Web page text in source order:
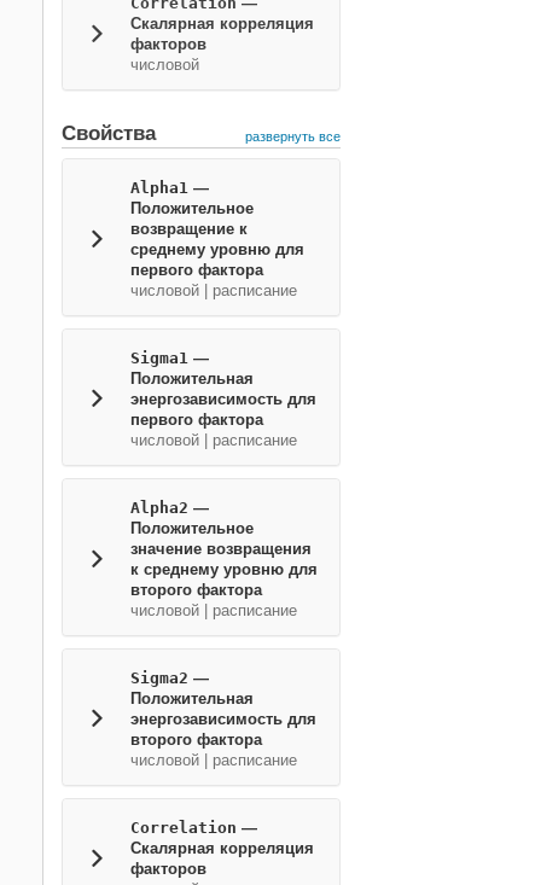
Скалярная корреляция
факторов
числовой
Свойства развернуть все
Alpha1 —
Положительное
возвращение к
среднему уровню для
первого фактора
числовой
расписание
Sigma1 —
Положительная
энергозависимость для
первого фактора
числовой
расписание
Alpha2 —
Положительное
значение возвращения
к среднему уровню для
второго фактора
числовой
расписание
Sigma2 —
Положительная
энергозависимость для
второго фактора
числовой
расписание
Correlation —
Скалярная корреляция
факторов